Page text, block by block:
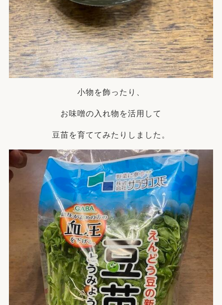
小物を飾ったり、
お味噌の入れ物を活用して
豆苗を育ててみたりしました。